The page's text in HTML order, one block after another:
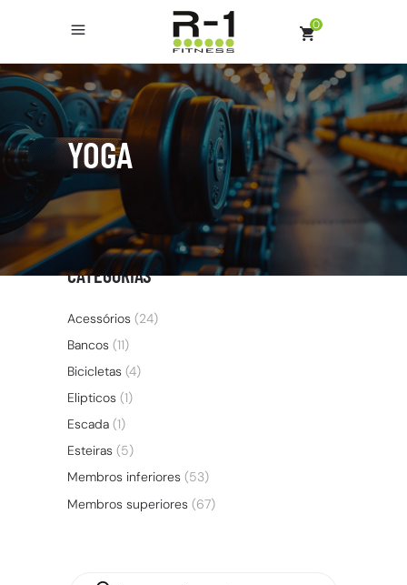
0
YOGA
CATEGORIAS
Acessórios (24)
Bancos (11)
Bicicletas (4)
Elipticos (1)
Escada (1)
Esteiras (5)
Membros inferiores (53)
Membros superiores (67)